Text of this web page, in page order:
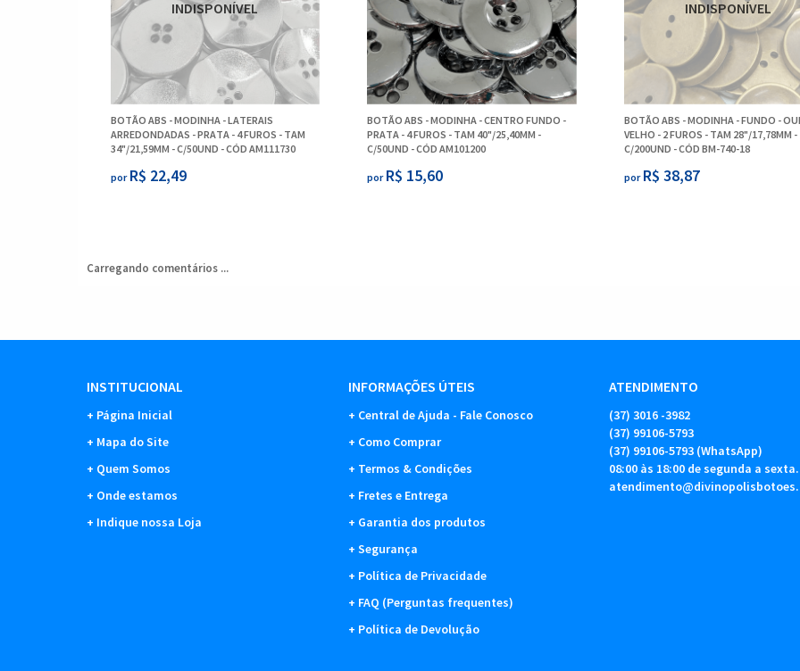
BOTÃO ABS - MODINHA - LATERAIS
ARREDONDADAS - PRATA - 4 FUROS - TAM
34"/21,59MM - C/50UND - CÓD AM111730
por R$ 22,49
BOTÃO ABS - MODINHA - CENTRO FUNDO -
PRATA - 4 FUROS - TAM 40"/25,40MM -
C/50UND - CÓD AM101200
por R$ 15,60
BOTÃO ABS - MODINHA - FUNDO -
VELHO - 2 FUROS - TAM 28"/17,78MM -
C/200UND - CÓD BM-740-18
por R$ 38,87
Carregando comentários ...
INSTITUCIONAL
Página Inicial
Mapa do Site
Quem Somos
Onde estamos
Indique nossa Loja
INFORMAÇÕES ÚTEIS
Central de Ajuda - Fale Conosco
Como Comprar
Termos & Condições
Fretes e Entrega
Garantia dos produtos
Segurança
Política de Privacidade
FAQ (Perguntas frequentes)
Política de Devolução
ATENDIMENTO
(37) 3016 -3982
(37) 99106-5793
(37) 99106-5793 (WhatsApp)
08:00 às 18:00 de segunda a sexta.